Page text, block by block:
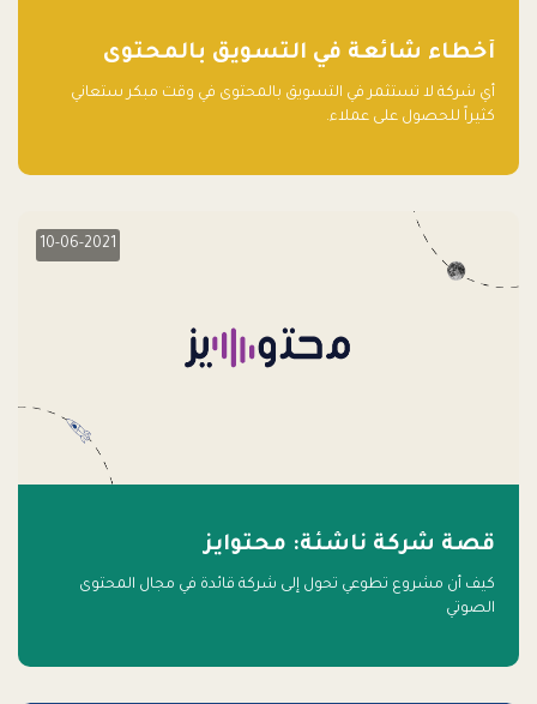
أخطاء شائعة في التسويق بالمحتوى
أي شركة لا تستثمر في التسويق بالمحتوى في وقت مبكر ستعاني
كثيراً للحصول على عملاء.
10-06-2021
قصة شركة ناشئة: محتوايز
كيف أن مشروع تطوعي تحول إلى شركة قائدة في مجال المحتوى
الصوتي